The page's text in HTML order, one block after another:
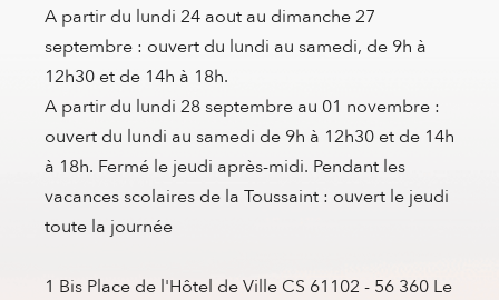
A partir du lundi 24 aout au dimanche 27
septembre : ouvert du lundi au samedi, de 9h à
12h30 et de 14h à 18h.
A partir du lundi 28 septembre au 01 novembre :
ouvert du lundi au samedi de 9h à 12h30 et de 14h
à 18h. Fermé le jeudi après-midi. Pendant les
vacances scolaires de la Toussaint : ouvert le jeudi
toute la journée
1 Bis Place de l'Hôtel de Ville CS 61102 - 56 360 Le